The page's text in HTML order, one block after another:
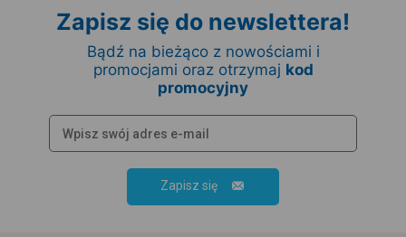
Zapisz się do newslettera!
Bądź na bieżąco z nowościami i
promocjami oraz otrzymaj kod
promocyjny
Zapisz się